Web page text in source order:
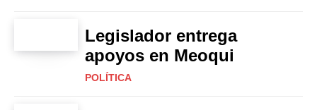
Legislador entrega
apoyos en Meoqui
POLÍTICA